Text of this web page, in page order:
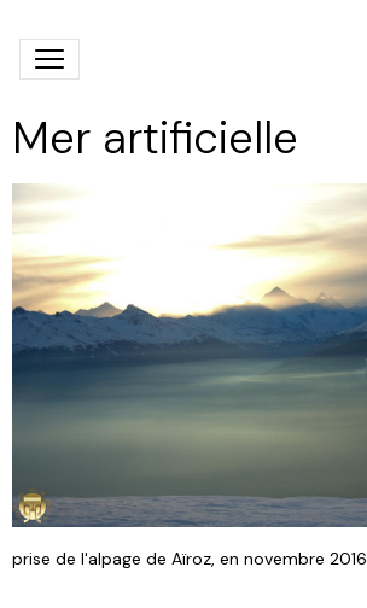
Mer artificielle
prise de l'alpage de Aïroz, en novembre 2016